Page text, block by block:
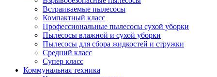
Встраиваемые пылесосы
Компактный класс
Профессиональные пылесосы сухой уборки
Пылесосы влажной и сухой уборки
Пылесосы для сбора жидкостей и стружки
Средний класс
Супер класс
Коммунальная техника